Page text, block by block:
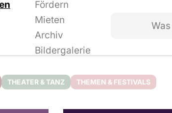
Fördern
Mieten
Archiv
Bildergalerie
THEATER & TANZ THEMEN & FESTIVALS